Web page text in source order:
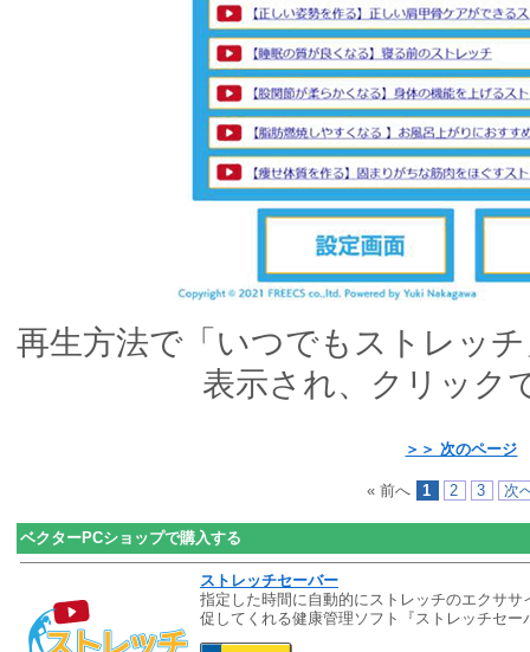
再生方法で「いつでもストレッ
表示され、クリック
＞＞ 次のページ
« 前へ 1 2 3 次
ベクターPCショップで購入する
ストレッチセーバー
指定した時間に自動的にストレッチのエクサ
促してくれる健康管理ソフト『ストレッチセー